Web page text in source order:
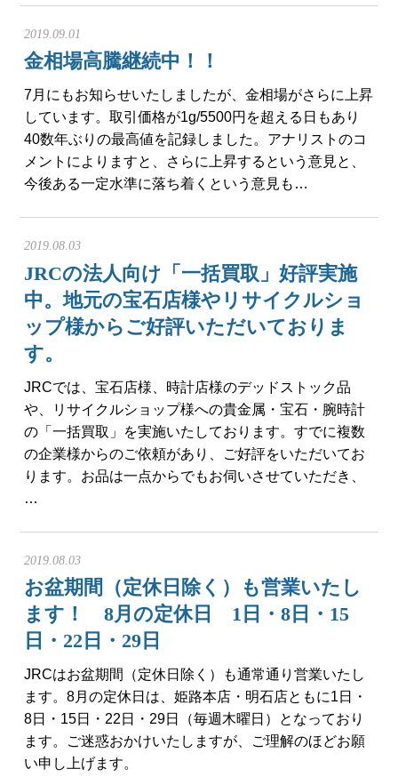
2019.09.01
金相場高騰継続中！！
7月にもお知らせいたしましたが、金相場がさらに上昇
しています。取引価格が1g/5500円を超える日もあり
40数年ぶりの最高値を記録しました。アナリストのコ
メントによりますと、さらに上昇するという意見と、
今後ある一定水準に落ち着くという意見も…
2019.08.03
JRCの法人向け「一括買取」好評実施
中。地元の宝石店様やリサイクルショ
ップ様からご好評いただいておりま
す。
JRCでは、宝石店様、時計店様のデッドストック品
や、リサイクルショップ様への貴金属・宝石・腕時計
の「一括買取」を実施いたしております。すでに複数
の企業様からのご依頼があり、ご好評をいただいてお
ります。お品は一点からでもお伺いさせていただき、
…
2019.08.03
お盆期間（定休日除く）も営業いたし
ます！ 8月の定休日 1日・8日・15
日・22日・29日
JRCはお盆期間（定休日除く）も通常通り営業いたし
ます。8月の定休日は、姫路本店・明石店ともに1日・
8日・15日・22日・29日（毎週木曜日）となっており
ます。ご迷惑おかけいたしますが、ご理解のほどお願
い申し上げます。